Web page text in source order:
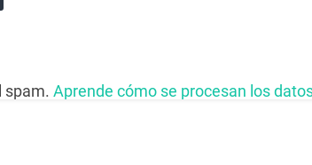
spam.Aprende cómo se procesan los